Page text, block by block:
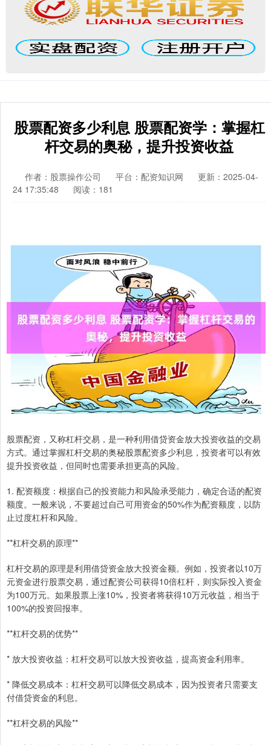
股票配资多少利息 股票配资学：掌握杠
杆交易的奥秘，提升投资收益
作者：股票操作公司 平台：配资知识网
更新：2025-04-
24 17:35:48
阅读：181
股票配资，又称杠杆交易，是一种利用借贷资金放大投资收益的交易
方式。通过掌握杠杆交易的奥秘股票配资多少利息，投资者可以有效
提升投资收益，但同时也需要承担更高的风险。
1. 配资额度：根据自己的投资能力和风险承受能力，确定合适的配资
额度。一般来说，不要超过自己可用资金的50%作为配资额度，以防
止过度杠杆和风险。
**杠杆交易的原理**
杠杆交易的原理是利用借贷资金放大投资金额。例如，投资者以10万
元资金进行股票交易，通过配资公司获得10倍杠杆，则实际投入资金
为100万元。如果股票上涨10%，投资者将获得10万元收益，相当于
100%的投资回报率。
**杠杆交易的优势**
* 放大投资收益：杠杆交易可以放大投资收益，提高资金利用率。
* 降低交易成本：杠杆交易可以降低交易成本，因为投资者只需要支
付借贷资金的利息。
**杠杆交易的风险**